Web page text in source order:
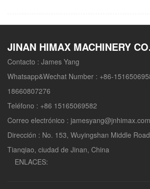
JINAN HIMAX MACHINERY
Contacto : James Yang
Whatsapp&Wechat Number : +86-
18660807276
Teléfono : +86 15165069582
Correo electrónico : jamesyang@jnhimax.com
Dirección : No. 153, Wuyingshan Middle
Tianqiao, ciudad de Jinan, China
ENLACES: